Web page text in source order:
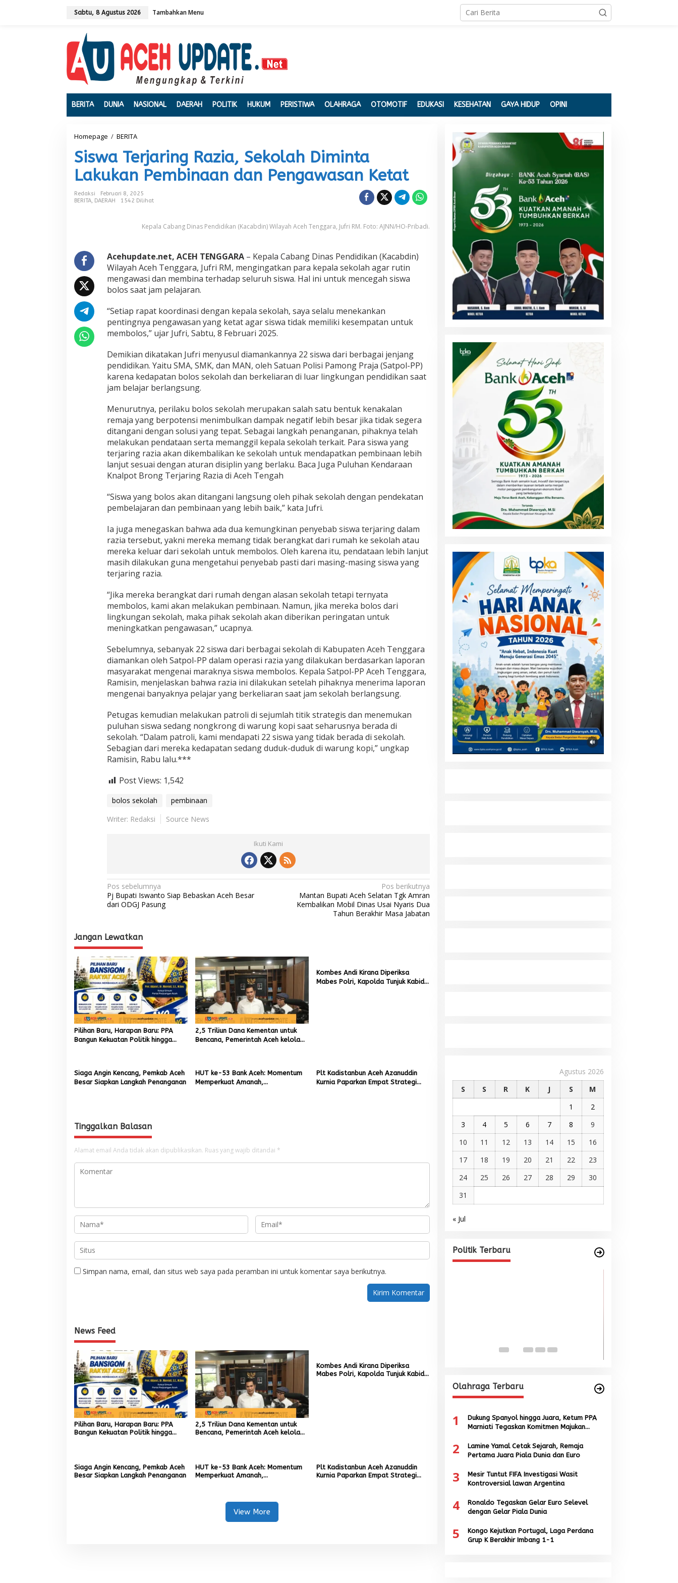
Sabtu, 8 Agustus 2026 Tambahkan Menu
BERITA DUNIA NASIONAL DAERAH POLITIK HUKUM PERISTIWA OLAHRAGA OTOMOTIF EDUKASI KESEHATAN GAYA HIDUP OPINI
Homepage / BERITA
s
w
a
T
e
r
g
R
a
z
i
,
e
k
l
a
D
i
i
n
a
L
a
k
u
k
n
P
m
n
a
a
n
a
n
P
e
a
w
a
a
n
e
t
a
t
Siswa Terjaring Razia, Sekolah Diminta
Lakukan Pembinaan dan Pengawasan Ketat
Redaksi
Februari 8, 2025
BERITA, DAERAH 1542 Dilihat
Kepala Cabang Dinas Pendidikan (Kacabdin) Wilayah Aceh Tenggara, Jufri RM. Foto: AJNN/HO-Pribadi.
Acehupdate.net, ACEH TENGGARA– Kepala Cabang Dinas Pendidikan (Kacabdin)
Wilayah Aceh Tenggara, Jufri RM, mengingatkan para kepala sekolah agar rutin
mengawasi dan membina terhadap seluruh siswa. Hal ini untuk mencegah siswa
bolos saat jam pelajaran.
“Setiap rapat koordinasi dengan kepala sekolah, saya selalu menekankan
pentingnya pengawasan yang ketat agar siswa tidak memiliki kesempatan untuk
membolos,” ujar Jufri, Sabtu, 8 Februari 2025.
Demikian dikatakan Jufri menyusul diamankannya 22 siswa dari berbagai jenjang
pendidikan. Yaitu SMA, SMK, dan MAN, oleh Satuan Polisi Pamong Praja (Satpol-PP)
karena kedapatan bolos sekolah dan berkeliaran di luar lingkungan pendidikan saat
jam belajar berlangsung.
Menurutnya, perilaku bolos sekolah merupakan salah satu bentuk kenakalan
remaja yang berpotensi menimbulkan dampak negatif lebih besar jika tidak segera
ditangani dengan solusi yang tepat. Sebagai langkah penanganan, pihaknya telah
melakukan pendataan serta memanggil kepala sekolah terkait. Para siswa yang
terjaring razia akan dikembalikan ke sekolah untuk mendapatkan pembinaan lebih
lanjut sesuai dengan aturan disiplin yang berlaku. Baca Juga Puluhan Kendaraan
Knalpot Brong Terjaring Razia di Aceh Tengah
“Siswa yang bolos akan ditangani langsung oleh pihak sekolah dengan pendekatan
pembelajaran dan pembinaan yang lebih baik,” kata Jufri.
Ia juga menegaskan bahwa ada dua kemungkinan penyebab siswa terjaring dalam
razia tersebut, yakni mereka memang tidak berangkat dari rumah ke sekolah atau
mereka keluar dari sekolah untuk membolos. Oleh karena itu, pendataan lebih lanjut
masih dilakukan guna mengetahui penyebab pasti dari masing-masing siswa yang
terjaring razia.
“Jika mereka berangkat dari rumah dengan alasan sekolah tetapi ternyata
membolos, kami akan melakukan pembinaan. Namun, jika mereka bolos dari
lingkungan sekolah, maka pihak sekolah akan diberikan peringatan untuk
meningkatkan pengawasan,” ucapnya.
Sebelumnya, sebanyak 22 siswa dari berbagai sekolah di Kabupaten Aceh Tenggara
diamankan oleh Satpol-PP dalam operasi razia yang dilakukan berdasarkan laporan
masyarakat mengenai maraknya siswa membolos. Kepala Satpol-PP Aceh Tenggara,
Ramisin, menjelaskan bahwa razia ini dilakukan setelah pihaknya menerima laporan
mengenai banyaknya pelajar yang berkeliaran saat jam sekolah berlangsung.
Petugas kemudian melakukan patroli di sejumlah titik strategis dan menemukan
puluhan siswa sedang nongkrong di warung kopi saat seharusnya berada di
sekolah. “Dalam patroli, kami mendapati 22 siswa yang tidak berada di sekolah.
Sebagian dari mereka kedapatan sedang duduk-duduk di warung kopi,” ungkap
Ramisin, Rabu lalu.***
Post Views: 1,542
bolos sekolah
pembinaan
Writer: Redaksi
Source News
Ikuti Kami
N
a
i
g
a
s
i
p
o
s
Pos sebelumnya
Pj Bupati Iswanto Siap Bebaskan Aceh Besar
dari ODGJ Pasung
Pos berikutnya
Mantan Bupati Aceh Selatan Tgk Amran
Kembalikan Mobil Dinas Usai Nyaris Dua
Tahun Berakhir Masa Jabatan
Jangan Lewatkan
Pilihan Baru, Harapan Baru: PPA
Bangun Kekuatan Politik hingga
2,5 Triliun Dana Kementan untuk
Bencana, Pemerintah Aceh kelola
Kombes Andi Kirana Diperiksa
Mabes Polri, Kapolda Tunjuk Kabid
Siaga Angin Kencang, Pemkab Aceh
Besar Siapkan Langkah Penanganan
HUT ke-53 Bank Aceh: Momentum
Memperkuat Amanah,
Plt Kadistanbun Aceh Azanuddin
Kurnia Paparkan Empat Strategi
Tinggalkan Balasan
Alamat email Anda tidak akan dipublikasikan. Ruas yang wajib ditandai *
Simpan nama, email, dan situs web saya pada peramban ini untuk komentar saya berikutnya.
News Feed
Pilihan Baru, Harapan Baru: PPA
Bangun Kekuatan Politik hingga
2,5 Triliun Dana Kementan untuk
Bencana, Pemerintah Aceh kelola
Kombes Andi Kirana Diperiksa
Mabes Polri, Kapolda Tunjuk Kabid
Siaga Angin Kencang, Pemkab Aceh
Besar Siapkan Langkah Penanganan
HUT ke-53 Bank Aceh: Momentum
Memperkuat Amanah,
Plt Kadistanbun Aceh Azanuddin
Kurnia Paparkan Empat Strategi
View More
Agustus 2026
S
S R K J S
M
1
2
3
4 5 6 7 8
9
10
11 12 13 14 15
16
17
18 19 20 21 22
23
24
25 26 27 28 29
30
31
« Jul
Politik Terbaru
Internasional dari Spanyol dan
Malaysia
Di BERITA, POLITIK
Olahraga Terbaru
1
Dukung Spanyol hingga Juara, Ketum PPA
Marniati Tegaskan Komitmen Majukan
2
Lamine Yamal Cetak Sejarah, Remaja
Pertama Juara Piala Dunia dan Euro
3
Mesir Tuntut FIFA Investigasi Wasit
Kontroversial lawan Argentina
4
Ronaldo Tegaskan Gelar Euro Selevel
dengan Gelar Piala Dunia
5
Kongo Kejutkan Portugal, Laga Perdana
Grup K Berakhir Imbang 1-1